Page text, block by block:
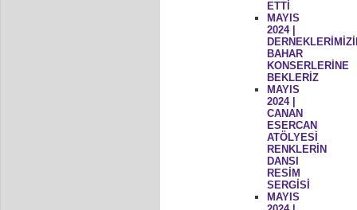
ETTİ
MAYIS
2024 |
BAHAR
KONSERLERİNE
BEKLERİZ
MAYIS
2024 |
CANAN
ESERCAN
ATÖLYESİ
RENKLERİN
DANSI
RESİM
SERGİSİ
MAYIS